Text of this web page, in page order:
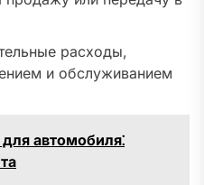
расходы,
и обслуживанием
автомобиля⁚